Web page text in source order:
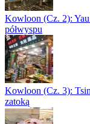
Kowloon (Cz. 2):
półwyspu
Kowloon (Cz. 3):
zatoką